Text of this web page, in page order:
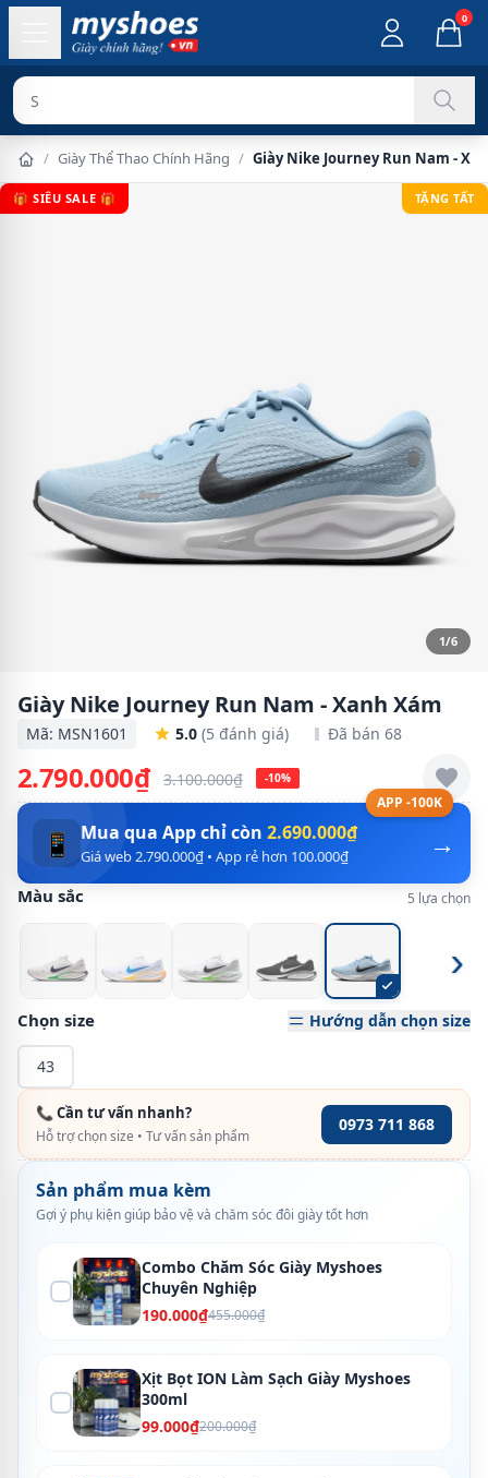
0
Sản phẩm chí
/ Giày Thể Thao Chính Hãng / Giày Nike Journey Run Nam -
🎁 SIÊU SALE 🎁 TẶNG TẤT
1/6
Giày Nike Journey Run Nam - Xanh Xám
Mã: MSN1601 5.0 (5 đánh giá) Đã bán 68
2.790.000₫ 3.100.000₫ -10%
APP -100K
→
📱 Mua qua App chỉ còn 2.690.000₫
Giá web 2.790.000₫ • App rẻ hơn 100.000₫
Màu sắc 5 lựa chọn
›
Chọn size Hướng dẫn chọn size
43
📞 Cần tư vấn nhanh?
Hỗ trợ chọn size • Tư vấn sản phẩm
0973 711 868
Sản phẩm mua kèm
Gợi ý phụ kiện giúp bảo vệ và chăm sóc đôi giày tốt hơn
Combo Chăm Sóc Giày Myshoes
Chuyên Nghiệp
190.000₫455.000₫
Xịt Bọt ION Làm Sạch Giày Myshoes
300ml
99.000₫200.000₫